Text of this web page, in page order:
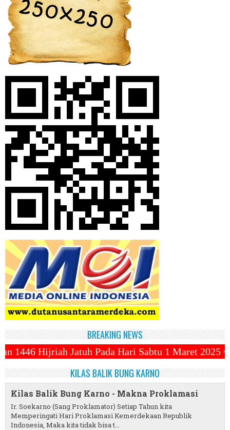
BREAKING NEWS
Hari Sabtu 1 Maret 2025 ~||~ 1 Syawal Jatuh
KILAS BALIK BUNG KARNO
Kilas Balik Bung Karno - Makna Proklamasi
Ir. Soekarno (Sang Proklamator) Setiap Tahun kita
Memperingati Hari Proklamasi Kemerdekaan Republik
Indonesia, Maka kita tidak bisa t...